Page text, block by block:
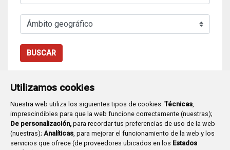
Utilizamos cookies
Nuestra web utiliza los siguientes tipos de cookies: Técnicas,
imprescindibles para que la web funcione correctamente (nuestras);
De personalización, para recordar tus preferencias de uso de la web
(nuestras); Analíticas, para mejorar el funcionamiento de la web y los
servicios que ofrece (de proveedores ubicados en los Estados
BUSCAR
Plaza Mayor 1- 09071BURGOS
947 288 800 CIF:P-0906100-C